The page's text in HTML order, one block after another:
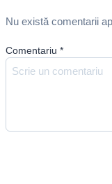
Nu există comentarii
Comentariu *